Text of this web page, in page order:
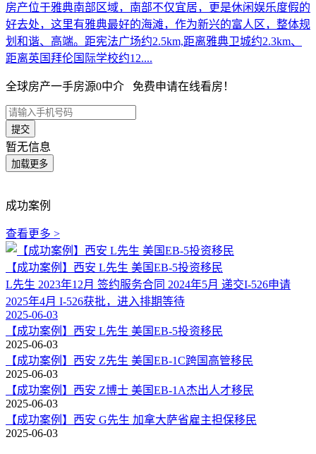
房产位于雅典南部区域，南部不仅宜居，更是休闲娱乐度假的
好去处，这里有雅典最好的海滩，作为新兴的富人区，整体规
划和谐、高端。距宪法广场约2.5km,距离雅典卫城约2.3km、
距离英国拜伦国际学校约12....
全球房产一手房源0中介 免费申请在线看房！
暂无信息
成功案例
查看更多 >
【成功案例】西安 L先生 美国EB-5投资移民
L先生 2023年12月 签约服务合同 2024年5月 递交I-526申请
2025年4月 I-526获批，进入排期等待
2025-06-03
【成功案例】西安 L先生 美国EB-5投资移民
2025-06-03
【成功案例】西安 Z先生 美国EB-1C跨国高管移民
2025-06-03
【成功案例】西安 Z博士 美国EB-1A杰出人才移民
2025-06-03
【成功案例】西安 G先生 加拿大萨省雇主担保移民
2025-06-03